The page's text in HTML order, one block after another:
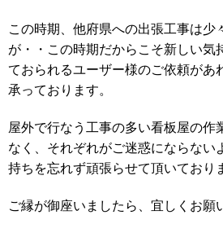
この時期、他府県への出張工事は少
が・・この時期だからこそ新しい気
ておられるユーザー様のご依頼があ
承っております。
屋外で行なう工事の多い看板屋の作
なく、それぞれがご迷惑にならない
持ちを忘れず頑張らせて頂いており
ご縁が御座いましたら、宜しくお願